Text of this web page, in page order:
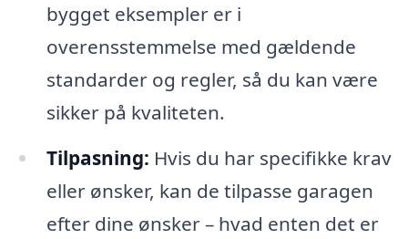
bygget eksempler er i
overensstemmelse med gældende
standarder og regler, så du kan være
sikker på kvaliteten.
Tilpasning: Hvis du har specifikke krav
eller ønsker, kan de tilpasse garagen
efter dine ønsker – hvad enten det er